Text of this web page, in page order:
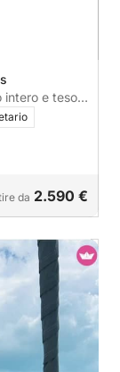
intero e tesori
da 2.590 €